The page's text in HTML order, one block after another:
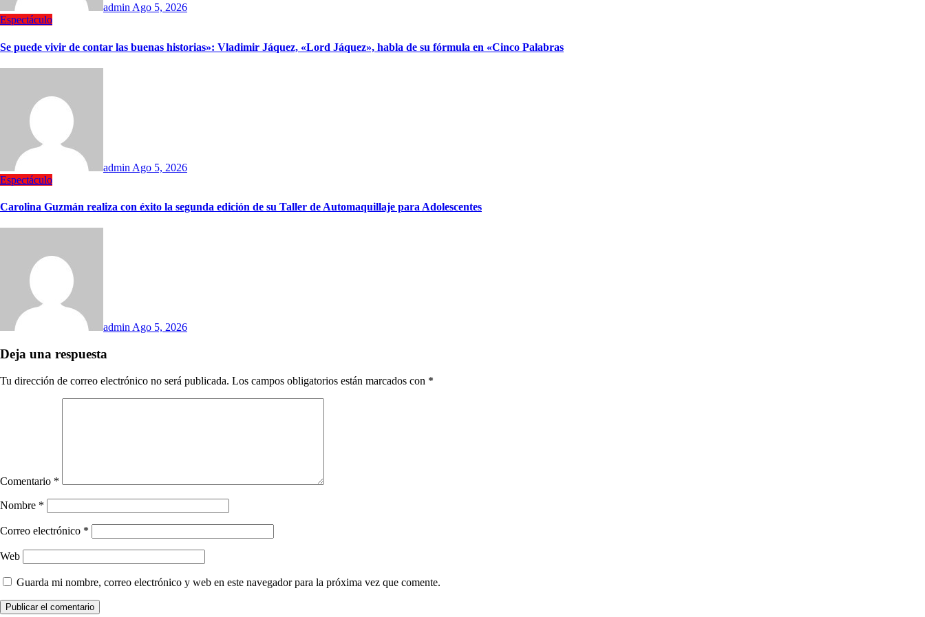
admin Ago 5, 2026
Espectáculo
Se puede vivir de contar las buenas historias»: Vladimir Jáquez, «Lord Jáquez», habla de su fórmula en «Cinco Palabras
admin Ago 5, 2026
Espectáculo
Carolina Guzmán realiza con éxito la segunda edición de su Taller de Automaquillaje para Adolescentes
adminAgo 5, 2026
Deja una respuesta
Tu dirección de correo electrónico no será publicada. Los campos obligatorios están marcados con *
Comentario *
Nombre *
Correo electrónico *
Web
Guarda mi nombre, correo electrónico y web en este navegador para la próxima vez que comente.